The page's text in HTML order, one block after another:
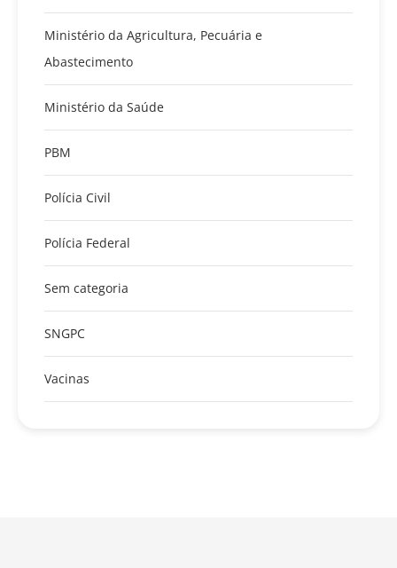
Ministério da Agricultura, Pecuária e
Abastecimento
Ministério da Saúde
PBM
Polícia Civil
Polícia Federal
Sem categoria
SNGPC
Vacinas